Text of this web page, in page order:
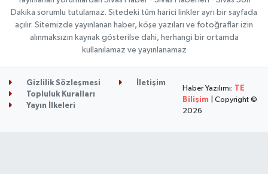
Dakika sorumlu tutulamaz. Sitedeki tüm harici linkler ayrı bir sayfada
açılır. Sitemizde yayınlanan haber, köşe yazıları ve fotoğraflar izin
alınmaksızın kaynak gösterilse dahi, herhangi bir ortamda
kullanılamaz ve yayınlanamaz
Gizlilik Sözleşmesi
İletişim
Topluluk Kuralları
Yayın İlkeleri
Haber Yazılımı: TE
Bilişim | Copyright ©
2026